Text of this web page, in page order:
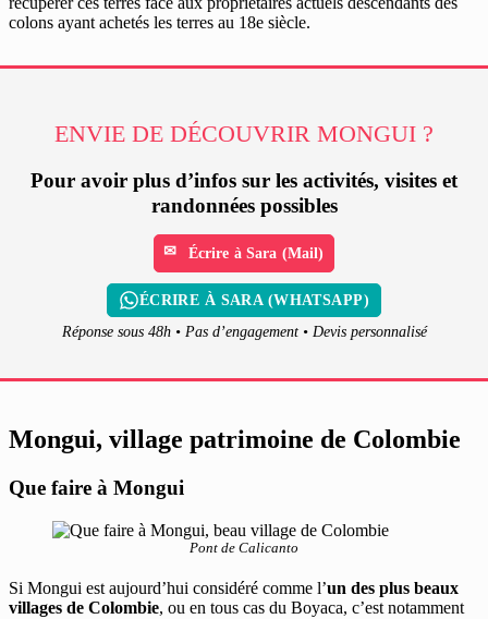
colons ayant achetés les terres au 18e siècle.
ENVIE DE DÉCOUVRIR MONGUI ?
Pour avoir plus d’infos sur les activités, visites et
randonnées possibles
Écrire à Sara (Mail)
ÉCRIRE À SARA (WHATSAPP)
Réponse sous 48h • Pas d’engagement • Devis personnalisé
Mongui, village patrimoine de Colombie
Que faire à Mongui
Pont de Calicanto
Si Mongui est aujourd’hui considéré comme l’un des plus beaux
villages de Colombie, ou en tous cas du Boyaca, c’est notamment